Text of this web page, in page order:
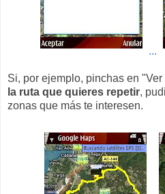
...
Si, por ejemplo, pinchas en "Ver
la ruta que quieres repetir,
zonas que más te interesen.